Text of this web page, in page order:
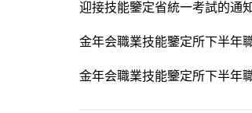
迎接技能鑒定省統一考試的通
金年会職業技能鑒定所下半年
金年会職業技能鑒定所下半年